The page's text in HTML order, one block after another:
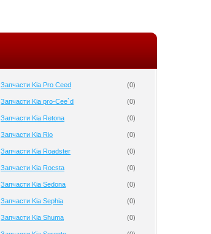
Запчасти Kia Pro Ceed (0)
Запчасти Kia pro-Cee`d (0)
Запчасти Kia Retona (0)
Запчасти Kia Rio (0)
Запчасти Kia Roadster (0)
Запчасти Kia Rocsta (0)
Запчасти Kia Sedona (0)
Запчасти Kia Sephia (0)
Запчасти Kia Shuma (0)